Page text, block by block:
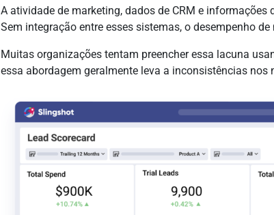
A atividade de marketing, dados de CRM e
Sem integração entre esses sistemas, o desempenho
Muitas organizações tentam preencher essa lacuna
essa abordagem geralmente leva a inconsistências